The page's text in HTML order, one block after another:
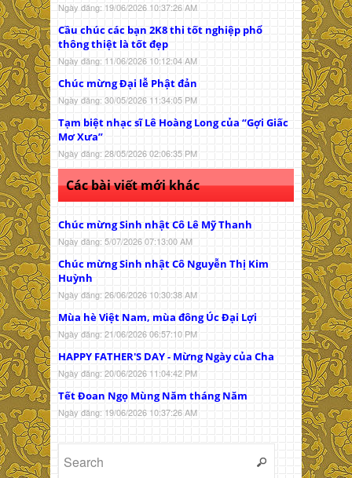
Ngày đăng: 19/06/2026 10:37:26 AM
Cầu chúc các bạn 2K8 thi tốt nghiệp phổ
thông thiệt là tốt đẹp
Ngày đăng: 11/06/2026 10:12:04 AM
Chúc mừng Đại lễ Phật đản
Ngày đăng: 30/05/2026 11:34:05 PM
Tạm biệt nhạc sĩ Lê Hoàng Long của “Gợi Giấc
Mơ Xưa”
Ngày đăng: 28/05/2026 02:06:35 PM
Các bài viết mới khác
Chúc mừng Sinh nhật Cô Lê Mỹ Thanh
Ngày đăng: 5/07/2026 07:13:00 AM
Chúc mừng Sinh nhật Cô Nguyễn Thị Kim
Huỳnh
Ngày đăng: 26/06/2026 10:30:38 AM
Mùa hè Việt Nam, mùa đông Úc Đại Lợi
Ngày đăng: 21/06/2026 06:57:10 PM
HAPPY FATHER'S DAY - Mừng Ngày của Cha
Ngày đăng: 20/06/2026 11:04:42 PM
Tết Đoan Ngọ Mùng Năm tháng Năm
Ngày đăng: 19/06/2026 10:37:26 AM